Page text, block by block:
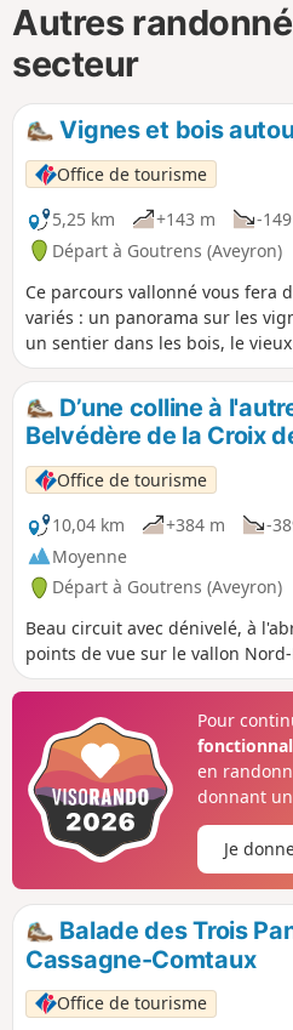
Autres
secteur
Vignes et bois
Office de tourisme
5,25 km
+143 m -
Départ à Goutrens (Aveyron)
Ce parcours vallonné vous fera
variés : un panorama sur les
un sentier dans les bois, le
D’une colline à
Belvédère de la Croix
Office de tourisme
10,04 km
+384 m -
Moyenne
Départ à Goutrens (Aveyron)
Beau circuit avec dénivelé, à
points de vue sur le vallon
Pour
en
donnant
Je
Balade des Trois
Cassagne-Comtaux
Office de tourisme